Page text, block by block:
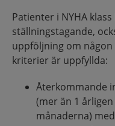
Patienter i NYHA
ställningstagande,
uppföljning om
kriterier är uppfyllda:​
Återkommande
(mer än 1
månaderna)